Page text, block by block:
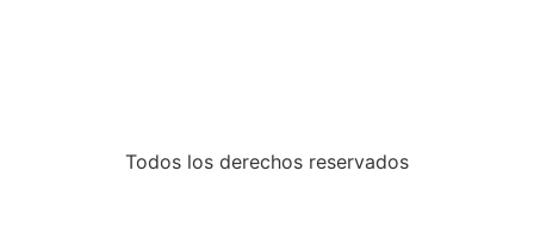
Todos los derechos reservados